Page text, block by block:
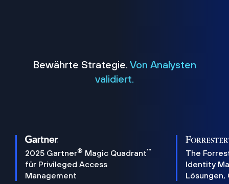
Bewährte Strategie. Von Analysten
validiert.
2025 Gartner® Magic Quadrant™
für Privileged Access
Management
The
Identity
Lösungen,